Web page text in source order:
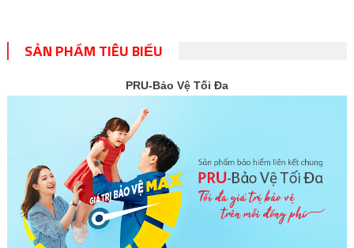
SẢN PHẨM TIÊU BIỂU
PRU-Bảo Vệ Tối Đa